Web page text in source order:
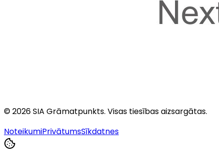
©2026SIA Grāmatpunkts. Visas tiesības aizsargātas.
NoteikumiPrivātumsSīkdatnes